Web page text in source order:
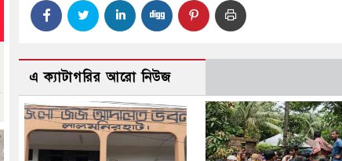
এ ক্যাটাগরির আরো নিউজ